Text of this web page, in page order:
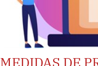
MEDIDAS DE